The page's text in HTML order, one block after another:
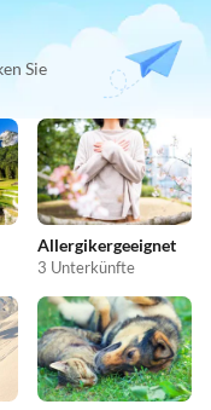
Sie
Allergikergeeignet
3 Unterkünfte